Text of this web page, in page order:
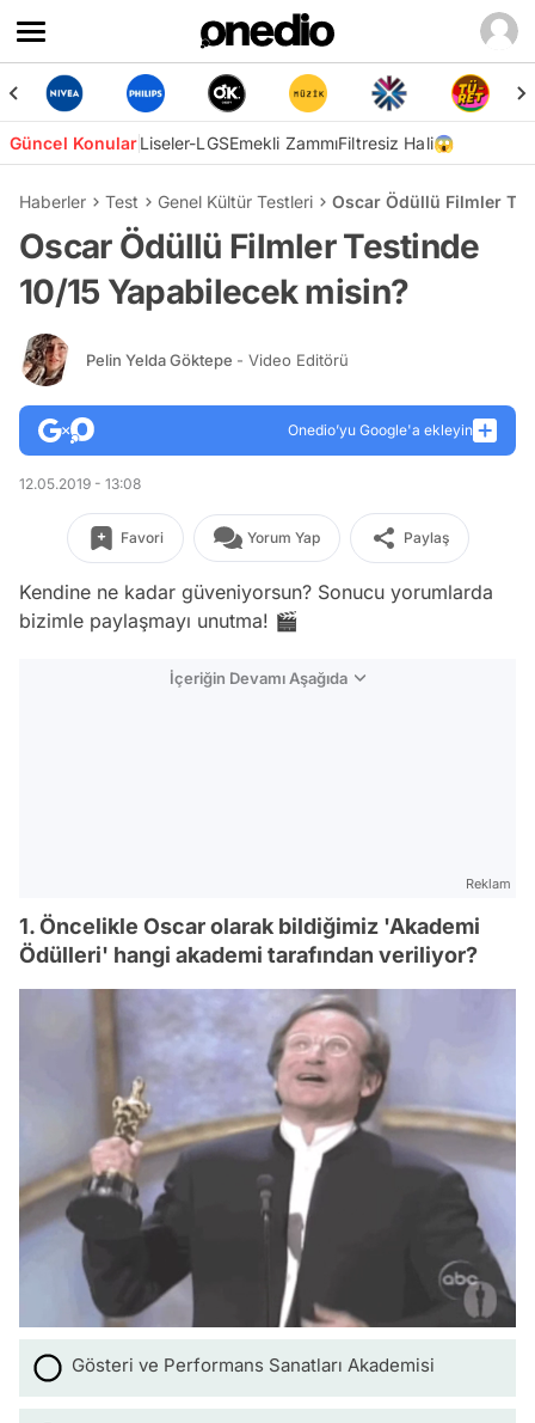
Güncel KonularLiseler-LGSEmekli ZammıFiltresiz Hali😱
Haberler Test Genel Kültür Testleri Oscar Ödüllü Filmler
Oscar Ödüllü Filmler Testinde
10/15 Yapabilecek misin?
Pelin Yelda Göktepe - Video Editörü
Onedio’yu Google'a ekleyin
12.05.2019 - 13:08
Favori Yorum Yap Paylaş
Kendine ne kadar güveniyorsun? Sonucu yorumlarda
bizimle paylaşmayı unutma! 🎬
İçeriğin Devamı Aşağıda
Reklam
1. Öncelikle Oscar olarak bildiğimiz 'Akademi
Ödülleri' hangi akademi tarafından veriliyor?
Gösteri ve Performans Sanatları Akademisi